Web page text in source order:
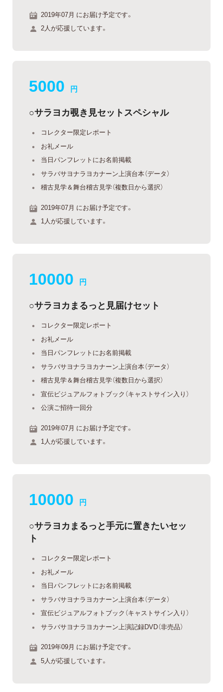
2019年07月 にお届け予定です。
2人が応援しています。
5000 円
○サラヨカ覗き見セットスペシャル
コレクター限定レポート
お礼メール
当日パンフレットにお名前掲載
サラバサヨナラヨカナーン上演台本（データ）
稽古見学＆舞台稽古見学（複数日から選択）
2019年07月 にお届け予定です。
1人が応援しています。
10000 円
○サラヨカまるっと見届けセット
コレクター限定レポート
お礼メール
当日パンフレットにお名前掲載
サラバサヨナラヨカナーン上演台本（データ）
稽古見学＆舞台稽古見学（複数日から選択）
宣伝ビジュアルフォトブック（キャストサイン入り）
公演ご招待一回分
2019年07月 にお届け予定です。
1人が応援しています。
10000 円
○サラヨカまるっと手元に置きたいセッ
ト
コレクター限定レポート
お礼メール
当日パンフレットにお名前掲載
サラバサヨナラヨカナーン上演台本（データ）
宣伝ビジュアルフォトブック（キャストサイン入り）
サラバサヨナラヨカナーン上演記録DVD（非売品）
2019年09月 にお届け予定です。
5人が応援しています。